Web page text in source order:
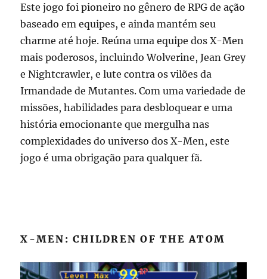
Este jogo foi pioneiro no gênero de RPG de ação
baseado em equipes, e ainda mantém seu
charme até hoje. Reúna uma equipe dos X-Men
mais poderosos, incluindo Wolverine, Jean Grey
e Nightcrawler, e lute contra os vilões da
Irmandade de Mutantes. Com uma variedade de
missões, habilidades para desbloquear e uma
história emocionante que mergulha nas
complexidades do universo dos X-Men, este
jogo é uma obrigação para qualquer fã.
X-MEN: CHILDREN OF THE ATOM